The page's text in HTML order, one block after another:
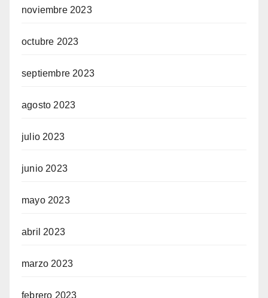
noviembre 2023
octubre 2023
septiembre 2023
agosto 2023
julio 2023
junio 2023
mayo 2023
abril 2023
marzo 2023
febrero 2023